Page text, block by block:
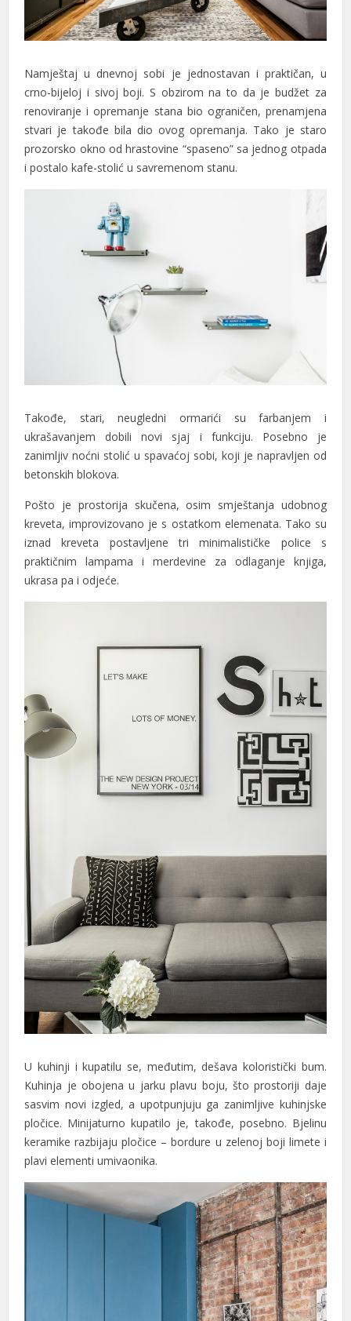
Hacklink panel
Hacklink satın al
Hacklink satın al
Hacklink panel
Hacklink panel
Hacklink panel
Hacklink panel
Hacklink panel
Hacklink panel
Hacklink panel
Hacklink panel
Hacklink panel
Hacklink panel
Hacklink panel
Illuminati
Hacklink Panel
Hacklink
Hacklink Panel
Hacklink
Masal oku
Hacklink Panel
Hacklink panel
Hacklink
Hacklink panel
Hacklink panel
Hacklink panel
Namještaj u dnevnoj sobi je jednostavan i praktičan, u
crno-bijeloj i sivoj boji. S obzirom na to da je budžet za
renoviranje i opremanje stana bio ograničen, prenamjena
stvari je takođe bila dio ovog opremanja. Tako je staro
prozorsko okno od hrastovine “spaseno” sa jednog otpada
i postalo kafe-stolić u savremenom stanu.
Takođe, stari, neugledni ormarići su farbanjem i
ukrašavanjem dobili novi sjaj i funkciju. Posebno je
zanimljiv noćni stolić u spavaćoj sobi, koji je napravljen od
betonskih blokova.
Pošto je prostorija skučena, osim smještanja udobnog
kreveta, improvizovano je s ostatkom elemenata. Tako su
iznad kreveta postavljene tri minimalističke police s
praktičnim lampama i merdevine za odlaganje knjiga,
ukrasa pa i odjeće.
U kuhinji i kupatilu se, međutim, dešava koloristički bum.
Kuhinja je obojena u jarku plavu boju, što prostoriji daje
sasvim novi izgled, a upotpunjuju ga zanimljive kuhinjske
pločice. Minijaturno kupatilo je, takođe, posebno. Bjelinu
keramike razbijaju pločice – bordure u zelenoj boji limete i
plavi elementi umivaonika.